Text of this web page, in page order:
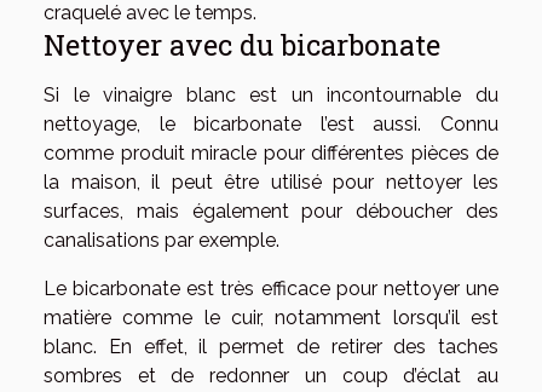
craquelé avec le temps.
Nettoyer avec du bicarbonate
Si le vinaigre blanc est un incontournable du
nettoyage, le bicarbonate l’est aussi. Connu
comme produit miracle pour différentes pièces de
la maison, il peut être utilisé pour nettoyer les
surfaces, mais également pour déboucher des
canalisations par exemple.
Le bicarbonate est très efficace pour nettoyer une
matière comme le cuir, notamment lorsqu’il est
blanc. En effet, il permet de retirer des taches
sombres et de redonner un coup d’éclat au